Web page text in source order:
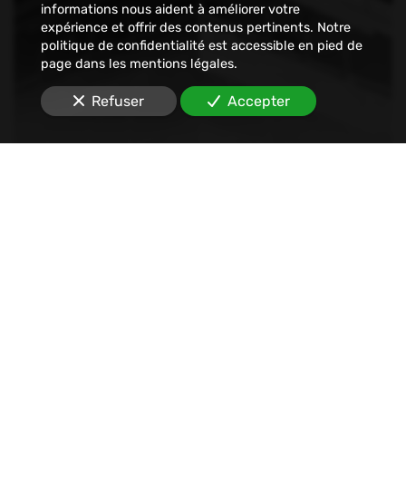
informations nous aident à améliorer votre
expérience et offrir des contenus pertinents. Notre
politique de confidentialité est accessible en pied de
page dans les mentions légales.
Refuser Accepter